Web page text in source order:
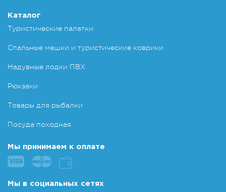
Каталог
Туристические палатки
Спальные мешки и туристические коврики
Надувные лодки ПВХ
Рюкзаки
Товары для рыбалки
Посуда походная
Мы принимаем к оплате
Мы в социальных сетях